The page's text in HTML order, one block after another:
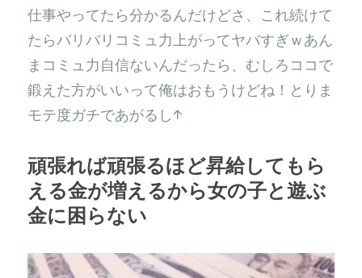
仕事やってたら分かるんだけどさ、これ続けて
たらバリバリコミュ力上がってヤバすぎｗあん
まコミュ力自信ないんだったら、むしろココで
鍛えた方がいいって俺はおもうけどね！とりま
モテ度ガチであがるし↑
頑張れば頑張るほど昇給してもら
える金が増えるから女の子と遊ぶ
金に困らない